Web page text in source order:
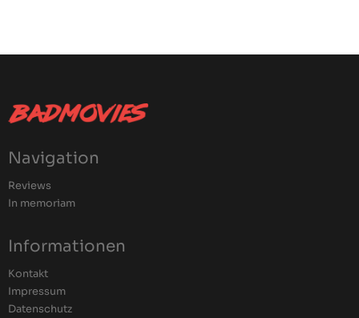
Navigation
Reviews
In memoriam
Informationen
Kontakt
Impressum
Datenschutz